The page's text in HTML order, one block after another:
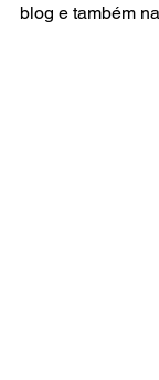
blog e também